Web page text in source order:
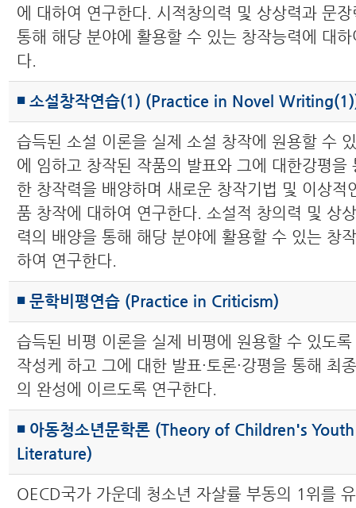
에 대하여 연구한다. 시적창의력 및 상상력과 문
통해 해당 분야에 활용할 수 있는 창작능력에 대
다.
◾ 소설창작연습(1) (Practice in Novel
습득된 소설 이론을 실제 소설 창작에 원용할 수
에 임하고 창작된 작품의 발표와 그에 대한강평을
한 창작력을 배양하며 새로운 창작기법 및 이상적
품 창작에 대하여 연구한다. 소설적 창의력 및 상
력의 배양을 통해 해당 분야에 활용할 수 있는 창
하여 연구한다.
◾ 문학비평연습 (Practice in Criticism)
습득된 비평 이론을 실제 비평에 원용할 수 있도
작성케 하고 그에 대한 발표·토론·강평을 통해 최
의 완성에 이르도록 연구한다.
◾ 아동청소년문학론 (Theory of Children's Youth
Literature)
OECD국가 가운데 청소년 자살률 부동의 1위를